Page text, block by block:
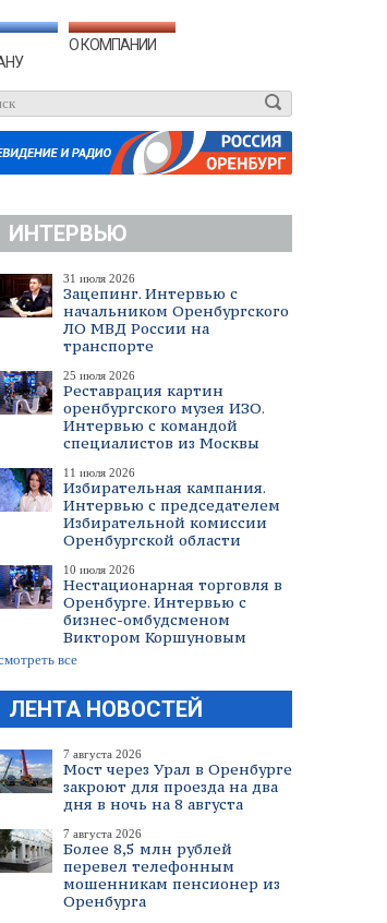
О КОМПАНИИ
ИНТЕРВЬЮ
31 июля 2026
Зацепинг. Интервью с
начальником Оренбургского
ЛО МВД России на
транспорте
25 июля 2026
Реставрация картин
оренбургского музея ИЗО.
Интервью с командой
специалистов из Москвы
11 июля 2026
Избирательная кампания.
Интервью с председателем
Избирательной комиссии
Оренбургской области
10 июля 2026
Нестационарная торговля в
Оренбурге. Интервью с
бизнес-омбудсменом
Виктором Коршуновым
все
ЛЕНТА НОВОСТЕЙ
7 августа 2026
Мост через Урал в Оренбурге
закроют для проезда на два
дня в ночь на 8 августа
7 августа 2026
Более 8,5 млн рублей
перевел телефонным
мошенникам пенсионер из
Оренбурга